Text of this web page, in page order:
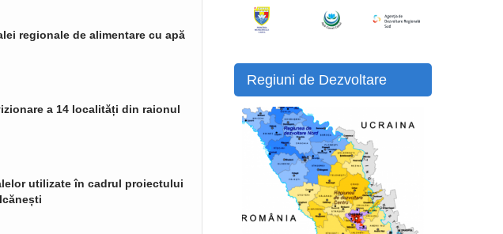
regionale de alimentare cu apă
a 14 localități din raionul
utilizate în cadrul proiectului
Regiuni de Dezvoltare